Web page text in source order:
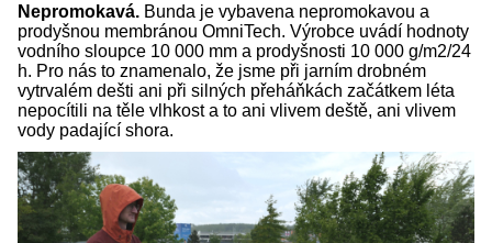
Nepromokavá. Bunda je vybavena nepromokavou a
prodyšnou membránou OmniTech. Výrobce uvádí hodnoty
vodního sloupce 10 000 mm a prodyšnosti 10 000 g/m2/24
h. Pro nás to znamenalo, že jsme při jarním drobném
vytrvalém dešti ani při silných přeháňkách začátkem léta
nepocítili na těle vlhkost a to ani vlivem deště, ani vlivem
vody padající shora.